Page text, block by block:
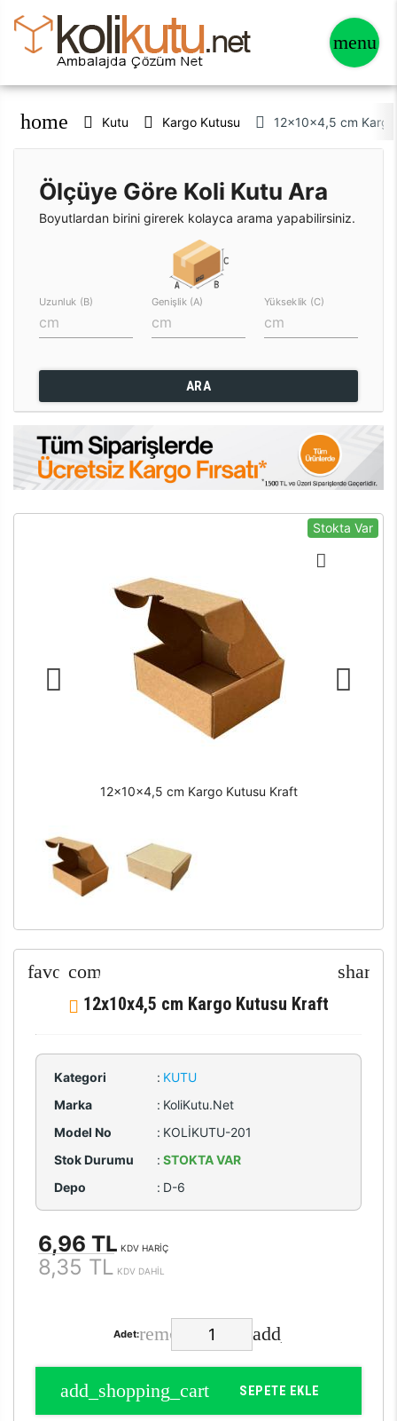
home Kutu Kargo Kutusu 12x10x4,5 cm
Ölçüye Göre Koli Kutu Ara
Boyutlardan birini girerek kolayca arama yapabilirsiniz.
Uzunluk (B) Genişlik (A) Yükseklik (C)
ARA
Stokta Var
12x10x4,5 cm Kargo Kutusu Kraft
12x10x4,5 cm Kargo Kutusu Kraft
Kategori : KUTU
Marka
: KoliKutu.Net
Model No
: KOLİKUTU-201
Stok Durumu
: STOKTA VAR
Depo
: D-6
6,96 TL KDV HARİÇ
8,35 TL KDV DAHİL
Adet:
SEPETE EKLE